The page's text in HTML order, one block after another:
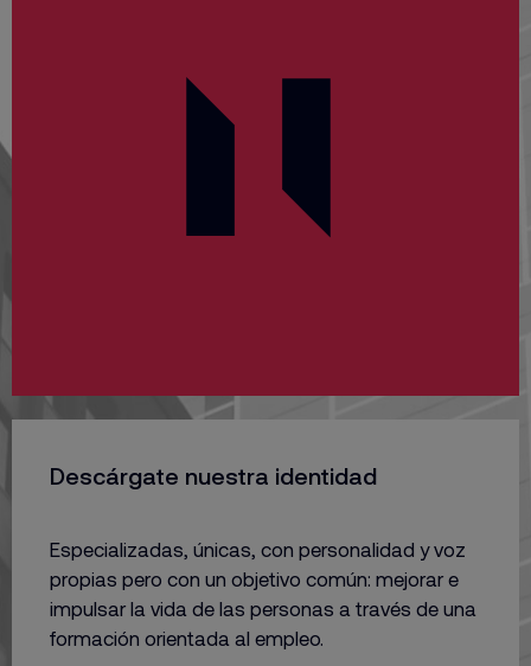
Descárgate nuestra identidad
Especializadas, únicas, con personalidad y voz
propias pero con un objetivo común: mejorar e
impulsar la vida de las personas a través de una
formación orientada al empleo.